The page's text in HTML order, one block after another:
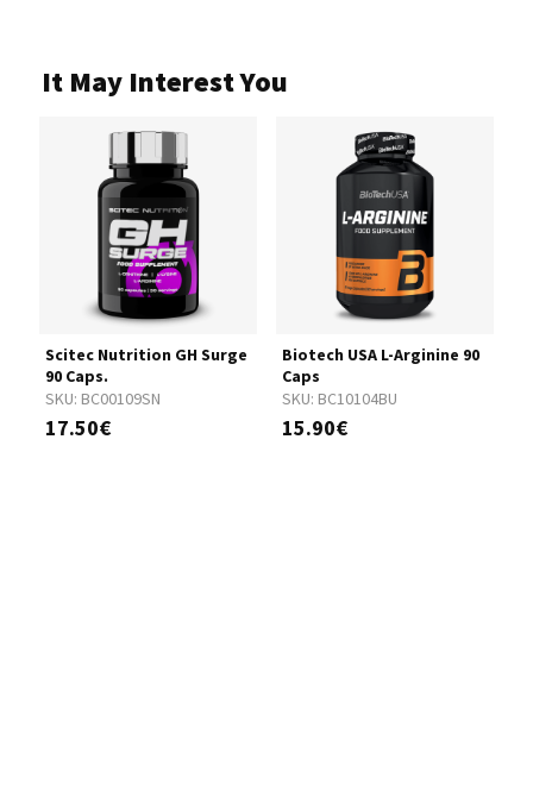
It May Interest You
SKU: BC00109SN
Scitec Nutrition GH Surge
90 Caps.
17.50€
SKU: BC10104BU
Biotech USA L-Arginine 90
Caps
15.90€